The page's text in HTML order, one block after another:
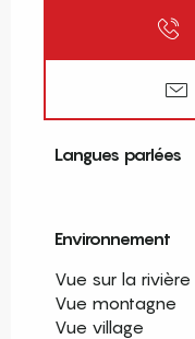
Langues parlées
Langues parlées
Environnement
Environnement
Vue sur la rivière
Vue montagne
Vue village